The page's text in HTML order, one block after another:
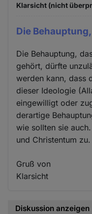
Klarsicht (nicht
Die
Die Behauptung,
gehört, dürfte
werden kann, dass
dieser Ideologie
eingewilligt oder
derartige
wie sollten sie
und Christentum zu.
Gruß von
Klarsicht
Diskussion anzeigen